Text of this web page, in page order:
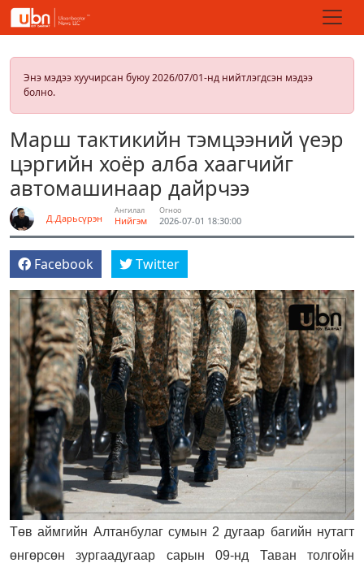
Энэ мэдээ хуучирсан буюу 2026/07/01-нд нийтлэгдсэн мэдээ
болно.
Марш тактикийн тэмцээний үеэр
цэргийн хоёр алба хаагчийг
автомашинаар дайрчээ
Д.Дарьсүрэн
Ангилал
Нийгэм
Огноо
2026-07-01 18:30:00
Facebook Twitter
Төв аймгийн Алтанбулаг сумын 2 дугаар багийн нутагт
өнгөрсөн зургаадугаар сарын 09-нд Таван толгойн